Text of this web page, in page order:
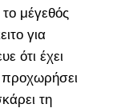
μέγεθός
για
ότι έχει
τη